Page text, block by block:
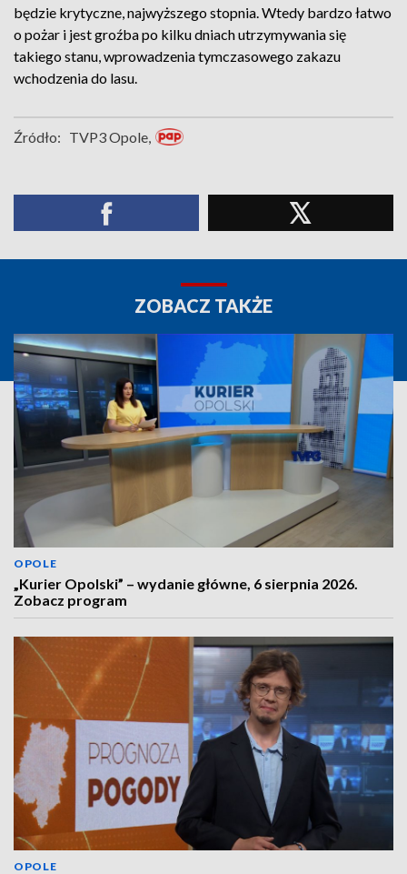
będzie krytyczne, najwyższego stopnia. Wtedy bardzo łatwo
o pożar i jest groźba po kilku dniach utrzymywania się
takiego stanu, wprowadzenia tymczasowego zakazu
wchodzenia do lasu.
Źródło: TVP3 Opole,
ZOBACZ TAKŻE
OPOLE
„Kurier Opolski” – wydanie główne, 6 sierpnia 2026.
Zobacz program
OPOLE